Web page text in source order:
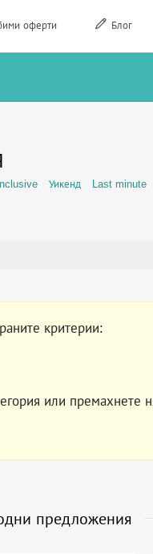
оферти Блог
Уикенд Last minute
критерии:
или премахнете
предложения